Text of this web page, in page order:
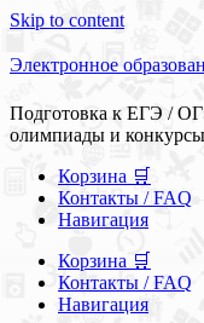
Skip to content
Электронное
Подготовка к ЕГЭ /
олимпиады и конкурсы
Корзина 🛒
Контакты / FAQ
Навигация
Корзина 🛒
Контакты / FAQ
Навигация